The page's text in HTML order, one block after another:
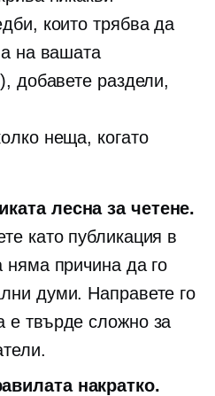
които трябва да
на вашата
добавете раздели,
неща, когато
лесна за четене.
като публикация в
няма причина да го
думи. Направете го
е твърде сложно за
накратко.